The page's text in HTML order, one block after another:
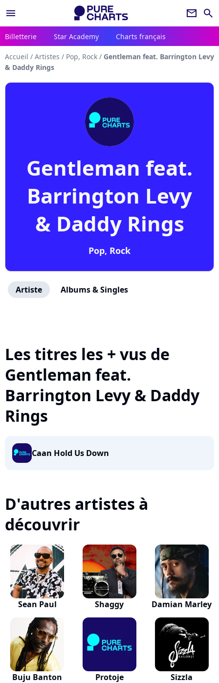
menu newsletter search
Billetterie Star Academy Charts français
Accueil / Artistes / Pop, Rock / Gentleman feat. Barrington Levy
& Daddy Rings
Gentleman feat.
Barrington Levy
& Daddy Rings
Pop, Rock
Artiste Albums & Singles
Les titres les + vus de
Gentleman feat.
Barrington Levy & Daddy
Rings
Caan Hold Us Down
D'autres artistes à
découvrir
Sean Paul Shaggy Damian Marley
Buju Banton Protoje Sizzla